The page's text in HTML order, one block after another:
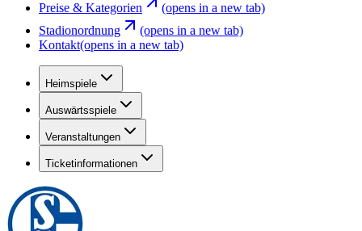
Preise & Kategorien
(opens in a new tab)
Stadionordnung
(opens in a new tab)
Kontakt(opens in a new tab)
Heimspiele
Auswärtsspiele
Veranstaltungen
Ticketinformationen